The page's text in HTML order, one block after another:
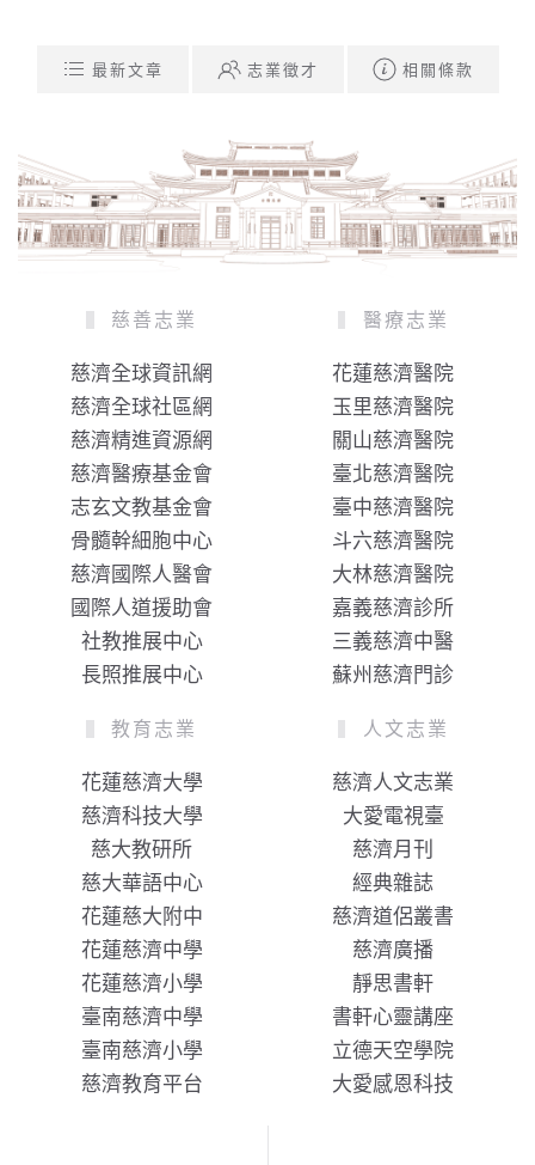
最新文章 志業徵才 相關條款
慈善志業
慈濟全球資訊網
慈濟全球社區網
慈濟精進資源網
慈濟醫療基金會
志玄文教基金會
骨髓幹細胞中心
慈濟國際人醫會
國際人道援助會
社教推展中心
長照推展中心
醫療志業
花蓮慈濟醫院
玉里慈濟醫院
關山慈濟醫院
臺北慈濟醫院
臺中慈濟醫院
斗六慈濟醫院
大林慈濟醫院
嘉義慈濟診所
三義慈濟中醫
蘇州慈濟門診
教育志業
花蓮慈濟大學
慈濟科技大學
慈大教研所
慈大華語中心
花蓮慈大附中
花蓮慈濟中學
花蓮慈濟小學
臺南慈濟中學
臺南慈濟小學
慈濟教育平台
人文志業
慈濟人文志業
大愛電視臺
慈濟月刊
經典雜誌
慈濟道侶叢書
慈濟廣播
靜思書軒
書軒心靈講座
立德天空學院
大愛感恩科技